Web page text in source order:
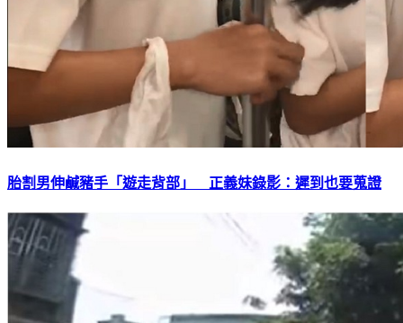
胎割男伸鹹豬手「遊走背部」 正義妹錄影：遲到也要蒐證